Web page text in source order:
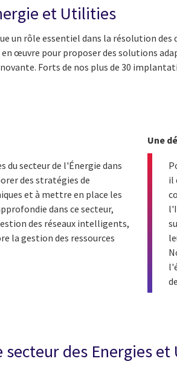
et Utilities
un rôle essentiel dans la résolution
œuvre pour proposer des solutions
Forts de nos plus de 30
du secteur de l'Énergie dans
des stratégies de
et à mettre en place les
dans ce secteur,
des réseaux intelligents,
la gestion des ressources
Une
il
des Energies